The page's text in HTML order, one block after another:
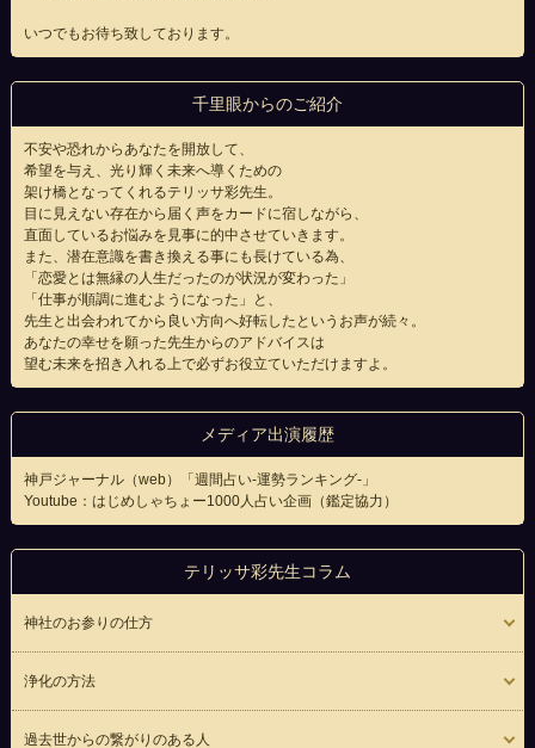
いつでもお待ち致しております。
千里眼からのご紹介
不安や恐れからあなたを開放して、
希望を与え、光り輝く未来へ導くための
架け橋となってくれるテリッサ彩先生。
目に見えない存在から届く声をカードに宿しながら、
直面しているお悩みを見事に的中させていきます。
また、潜在意識を書き換える事にも長けている為、
「恋愛とは無縁の人生だったのが状況が変わった」
「仕事が順調に進むようになった」と、
先生と出会われてから良い方向へ好転したというお声が続々。
あなたの幸せを願った先生からのアドバイスは
望む未来を招き入れる上で必ずお役立ていただけますよ。
メディア出演履歴
神戸ジャーナル（web）「週間占い-運勢ランキング-」
Youtube：はじめしゃちょー1000人占い企画（鑑定協力）
テリッサ彩先生コラム
神社のお参りの仕方
浄化の方法
過去世からの繋がりのある人